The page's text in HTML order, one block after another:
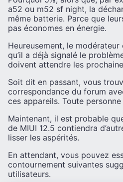
a52 ou m52 sf night, la
même batterie. Parce que
pas économes en énergie.
Heureusement, le
qu’il a déjà signalé le
doivent attendre les
Soit dit en passant, vous
correspondance du forum
ces appareils. Toute
Maintenant, il est probable
de MIUI 12.5 contiendra
lisser les aspérités.
En attendant, vous pouvez
contournement suivantes
utilisateurs.